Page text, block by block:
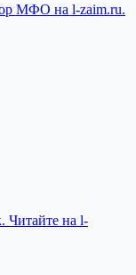
МФО на l-zaim.ru.
Читайте на l-